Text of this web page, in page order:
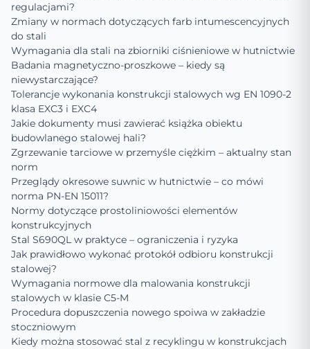
regulacjami?
Zmiany w normach dotyczących farb intumescencyjnych
do stali
Wymagania dla stali na zbiorniki ciśnieniowe w hutnictwie
Badania magnetyczno-proszkowe – kiedy są
niewystarczające?
Tolerancje wykonania konstrukcji stalowych wg EN 1090-2
klasa EXC3 i EXC4
Jakie dokumenty musi zawierać książka obiektu
budowlanego stalowej hali?
Zgrzewanie tarciowe w przemyśle ciężkim – aktualny stan
norm
Przeglądy okresowe suwnic w hutnictwie – co mówi
norma PN-EN 15011?
Normy dotyczące prostoliniowości elementów
konstrukcyjnych
Stal S690QL w praktyce – ograniczenia i ryzyka
Jak prawidłowo wykonać protokół odbioru konstrukcji
stalowej?
Wymagania normowe dla malowania konstrukcji
stalowych w klasie C5-M
Procedura dopuszczenia nowego spoiwa w zakładzie
stoczniowym
Kiedy można stosować stal z recyklingu w konstrukcjach